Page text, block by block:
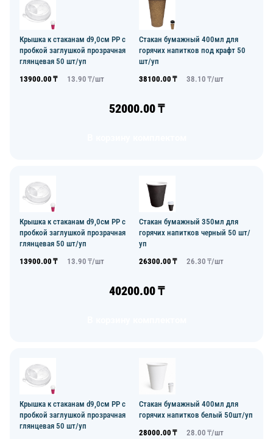
Крышка к стаканам d9,0см PP с
пробкой заглушкой прозрачная
глянцевая 50 шт/уп
13900.00 ₸ 13.90 ₸/шт
Стакан бумажный 400мл для
горячих напитков под крафт 50
шт/уп
38100.00 ₸ 38.10 ₸/шт
52000.00₸
Крышка к стаканам d9,0см PP с
пробкой заглушкой прозрачная
глянцевая 50 шт/уп
13900.00 ₸ 13.90 ₸/шт
Стакан бумажный 350мл для
горячих напитков черный 50 шт/
уп
26300.00 ₸ 26.30 ₸/шт
40200.00₸
Крышка к стаканам d9,0см PP с
пробкой заглушкой прозрачная
глянцевая 50 шт/уп
Стакан бумажный 400мл для
горячих напитков белый 50шт/уп
28000.00 ₸ 28.00 ₸/шт